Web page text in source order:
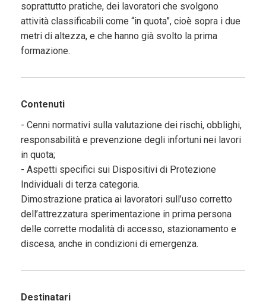
soprattutto pratiche, dei lavoratori che svolgono
attività classificabili come “in quota”, cioè sopra i due
metri di altezza, e che hanno già svolto la prima
formazione.
Contenuti
- Cenni normativi sulla valutazione dei rischi, obblighi,
responsabilità e prevenzione degli infortuni nei lavori
in quota;
- Aspetti specifici sui Dispositivi di Protezione
Individuali di terza categoria.
Dimostrazione pratica ai lavoratori sull’uso corretto
dell’attrezzatura sperimentazione in prima persona
delle corrette modalità di accesso, stazionamento e
discesa, anche in condizioni di emergenza.
Destinatari